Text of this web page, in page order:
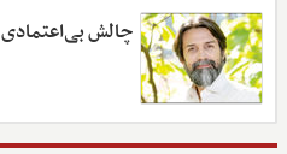
چالش بی‌اعتمادی